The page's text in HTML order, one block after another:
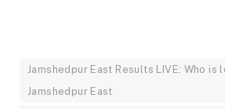
Jamshedpur East Results LIVE: Who is
Jamshedpur East